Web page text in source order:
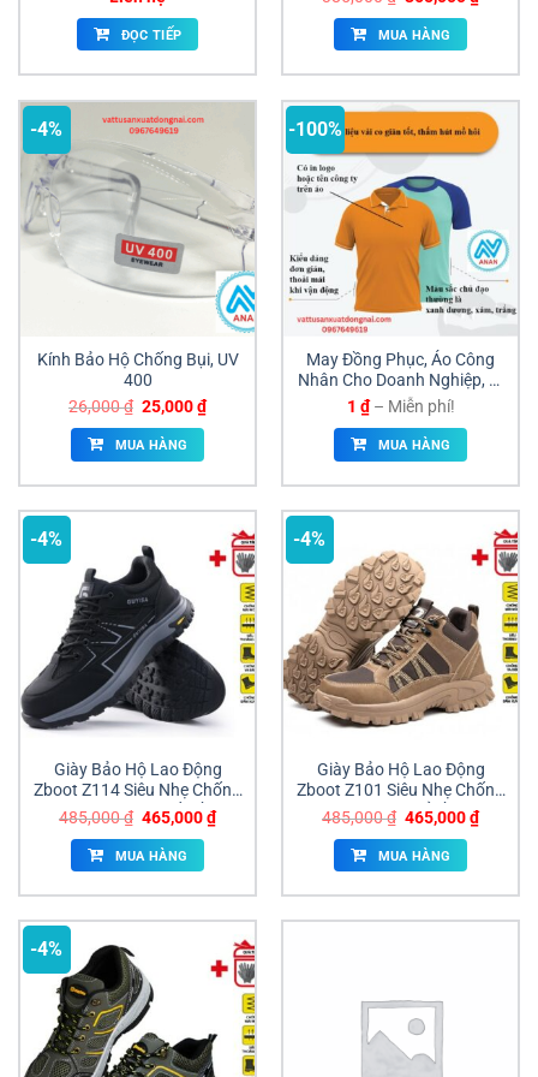
ĐỌC TIẾP
Nai
là:
385,000 ₫.
hiện
MUA HÀNG
-4%
Kính Bảo Hộ Chống Bụi, UV
400
26,000₫ Giá
gốc
là:
26,000 ₫.
25,000₫Giá
hiện
MUA HÀNG
-100%
May Đồng Phục, Áo Công
Nhân Cho Doanh Nghiệp, Xí
Nghiệp | ANAN Uy Tín –
Chất Lượng
1 ₫ – Miễn phí!Khoảng
từ
đến
Miễn
MUA HÀNG
-4%
Giày Bảo Hộ Lao Động
Zboot Z114 Siêu Nhẹ Chống
Đâm Xuyên Giá Tốt Đồng
Nai
485,000₫ Giá
là:
485,000 ₫.
465,000₫Giá
hiện
MUA HÀNG
-4%
Giày Bảo Hộ Lao Động
Zboot Z101 Siêu Nhẹ Chống
Đâm Xuyên Giá Sỉ Đồng Nai
485,000₫ Giá
là:
485,000 ₫.
465,000₫Giá
hiện
MUA HÀNG
-4%